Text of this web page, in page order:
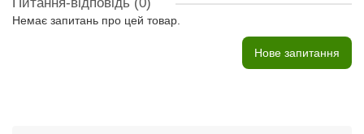
Немає запитань про цей товар.
Нове запитання